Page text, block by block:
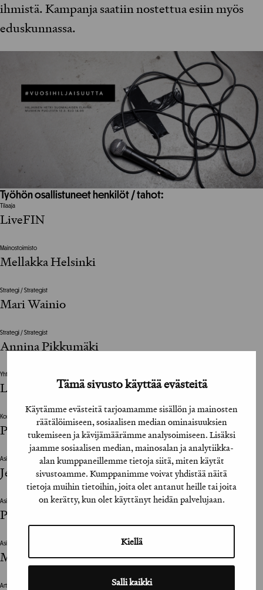
Tämä sivusto käyttää evästeitä
Käytämme evästeitä tarjoamamme sisällön ja mainosten
räätälöimiseen, sosiaalisen median ominaisuuksien
tukemiseen ja kävijämäärämme analysoimiseen. Lisäksi
jaamme sosiaalisen median, mainosalan ja analytiikka-
alan kumppaneillemme tietoja siitä, miten käytät
sivustoamme. Kumppanimme voivat yhdistää näitä
tietoja muihin tietoihin, joita olet antanut heille tai joita
on kerätty, kun olet käyttänyt heidän palvelujaan.
Kiellä
Salli kaikki
ihmistä. Kampanja saatiin nostettua esiin myös
eduskunnassa.
Työhön osallistuneet henkilöt / tahot:
Tilaaja
LiveFIN
Mainostoimisto
Mellakka Helsinki
Strategi / Strategist
Mari Wainio
Strategi / Strategist
Annina Pikkumäki
Yhteisömanageri / Community Manager
Lauri Leskinen
Konseptisuunnittelija / Concept Designer
Pasi Lindqvist
Asiakkaan vastuuhenkilö / Client’s Representative
Jenna Lahtinen
Asiakkaan vastuuhenkilö / Client’s Representative
Piia Lääveri
Asiakkaan vastuuhenkilö / Client’s Representative
Maiju Talvisto
Art Director